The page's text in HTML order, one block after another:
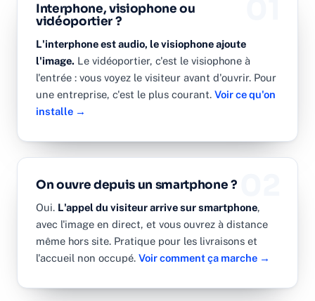
Interphone, visiophone ou
vidéoportier ?
L'interphone est audio, le visiophone ajoute
l'image. Le vidéoportier, c'est le visiophone à
l'entrée : vous voyez le visiteur avant d'ouvrir. Pour
une entreprise, c'est le plus courant. Voir ce qu'on
installe →
On ouvre depuis un smartphone ?
Oui. L'appel du visiteur arrive sur smartphone,
avec l'image en direct, et vous ouvrez à distance
même hors site. Pratique pour les livraisons et
l'accueil non occupé. Voir comment ça marche →